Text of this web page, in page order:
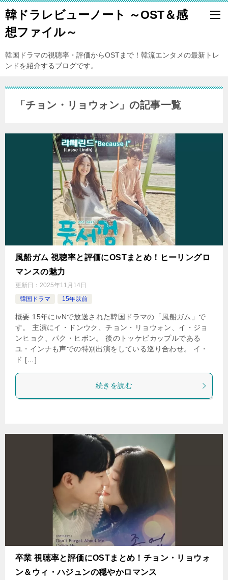
韓ドラレビューノート ～OST＆感
想ファイル～
韓国ドラマの視聴率・評価からOSTまで！韓流エンタメの最新トレ
ンドを紹介するブログです。
「チョン・リョウォン」の記事一覧
風船ガム 視聴率と評価にOSTまとめ！ヒーリングロ
マンスの魅力
更新日： 2025年11月14日
韓国ドラマ
15年以前
概要 15年にtvNで放送された韓国ドラマの「風船ガム」で
す。 主演にイ・ドンウク、チョン・リョウォン、イ・ジョ
ンヒョク、パク・ヒボン。 後のトッケビカップルである
ユ・インナも声での特別出演をしている巡り合わせ。 イ・
ド […]
続きを読む
卒業 視聴率と評価にOSTまとめ！チョン・リョウォ
ン＆ウィ・ハジュンの穏やかロマンス